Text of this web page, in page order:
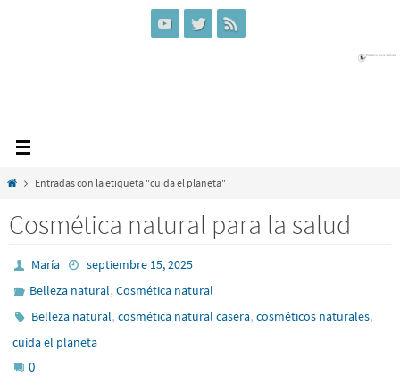
InicioEntradas con la etiqueta "cuida el planeta"
Cosmética natural para la salud
María
septiembre 15, 2025
Belleza natural,Cosmética natural
Belleza natural,cosmética natural casera,cosméticos naturales,
cuida el planeta
0